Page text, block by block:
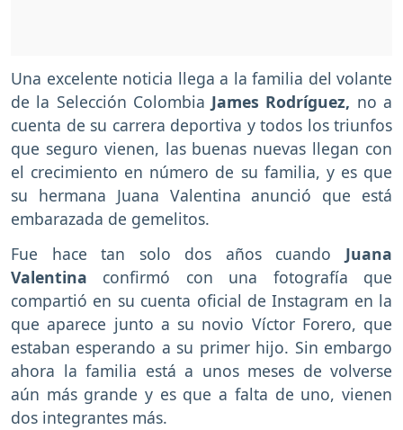
Una excelente noticia llega a la familia del volante
de la Selección Colombia James Rodríguez, no a
cuenta de su carrera deportiva y todos los triunfos
que seguro vienen, las buenas nuevas llegan con
el crecimiento en número de su familia, y es que
su hermana Juana Valentina anunció que está
embarazada de gemelitos.
Fue hace tan solo dos años cuando Juana
Valentina confirmó con una fotografía que
compartió en su cuenta oficial de Instagram en la
que aparece junto a su novio Víctor Forero, que
estaban esperando a su primer hijo. Sin embargo
ahora la familia está a unos meses de volverse
aún más grande y es que a falta de uno, vienen
dos integrantes más.